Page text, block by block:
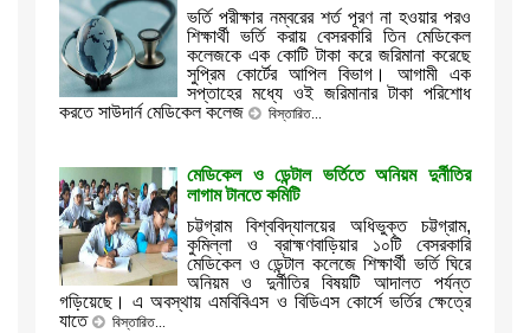
ভর্তি পরীক্ষার নম্বরের শর্ত পূরণ না হওয়ার পরও
শিক্ষার্থী ভর্তি করায় বেসরকারি তিন মেডিকেল
কলেজকে এক কোটি টাকা করে জরিমানা করেছে
সুপ্রিম কোর্টের আপিল বিভাগ। আগামী এক
সপ্তাহের মধ্যে ওই জরিমানার টাকা পরিশোধ
করতে সাউদার্ন মেডিকেল কলেজ
বিস্তারিত...
মেডিকেল ও ডেন্টাল ভর্তিতে অনিয়ম দুর্নীতির
লাগাম টানতে কমিটি
চট্টগ্রাম বিশ্ববিদ্যালয়ের অধিভুক্ত চট্টগ্রাম,
কুমিল্লা ও ব্রাহ্মণবাড়িয়ার ১০টি বেসরকারি
মেডিকেল ও ডেন্টাল কলেজে শিক্ষার্থী ভর্তি ঘিরে
অনিয়ম ও দুর্নীতির বিষয়টি আদালত পর্যন্ত
গড়িয়েছে। এ অবস্থায় এমবিবিএস ও বিডিএস কোর্সে ভর্তির ক্ষেত্রে
যাতে
বিস্তারিত...